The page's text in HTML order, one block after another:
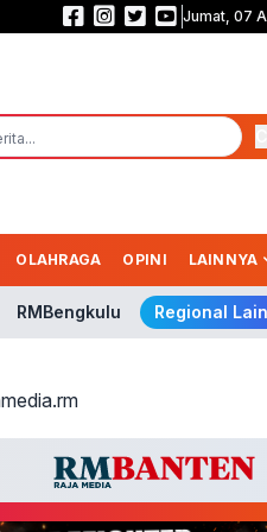
Hidup Mati Garuda! Wajib Kalahkan
Jumat, 07
OLAHRAGA OPINI LAINNYA
RMBengkulu Regional